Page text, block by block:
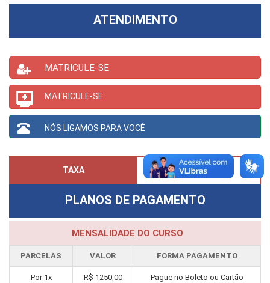
ATENDIMENTO
MATRICULE-SE
MATRICULE-SE
NÓS LIGAMOS PARA VOCÊ
TAXA R$ 100,00
PLANOS DE PAGAMENTO
MENSALIDADE DO CURSO
PARCELAS VALOR FORMA PAGAMENTO
Por 1x R$ 1250,00 Pague no Boleto ou Cartão